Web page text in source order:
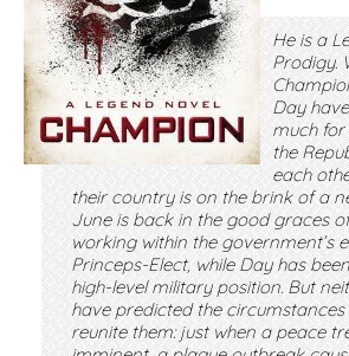
He is a
Prodigy.
Day
much for
the
each
their country is on the brink of a
June is back in the good graces
working within the government’s
Princeps-Elect, while Day has
high-level military position. But
have predicted the circumstances
reunite them: just when a peace